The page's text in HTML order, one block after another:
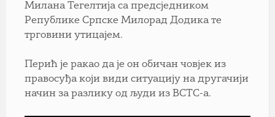
Милана Тегелтија са предсједником
Републике Српске Милорад Додика те
трговини утицајем.
Перић је ракао да је он обичан човјек из
правосуђа који види ситуацију на другачији
начин за разлику од људи из ВСТС-а.